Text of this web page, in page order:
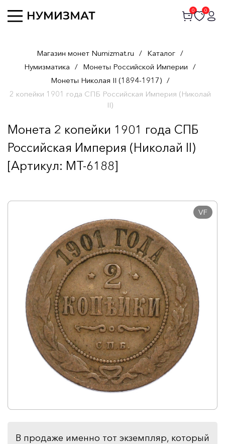
0 0
Магазин монет Numizmat.ru / Каталог /
Нумизматика / Монеты Российской Империи /
Монеты Николая II (1894-1917) /
2 копейки 1901 года СПБ Российская Империя (Николай
II)
Монета 2 копейки 1901 года СПБ
Российская Империя (Николай II)
[Артикул: MT-6188]
VF
В продаже именно тот экземпляр, который